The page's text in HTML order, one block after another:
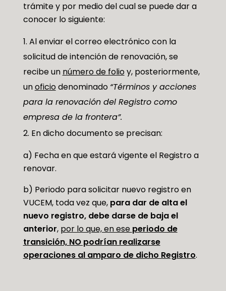
trámite y por medio del cual se puede dar a
conocer lo siguiente:
Al enviar el correo electrónico con la
solicitud de intención de renovación, se
recibe un número de folioy, posteriormente,
unoficiodenominado “Términos y acciones
para la renovación del Registro como
empresa de la frontera”.
En dicho documento se precisan:
a) Fecha en que estará vigente el Registro a
renovar.
b) Periodo para solicitar nuevo registro en
VUCEM, toda vez que, para dar de alta el
nuevo registro, debe darse de baja el
anterior, por lo que, en ese periodo de
transición, NO podrían realizarse
operaciones al amparo de dicho Registro.